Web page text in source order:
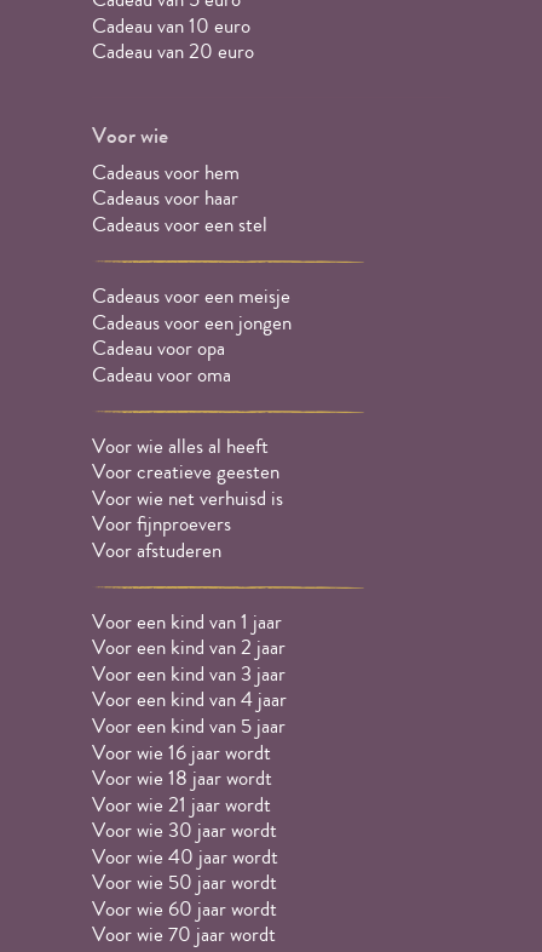
Cadeau van 10 euro
Cadeau van 20 euro
Voor wie
Cadeaus voor hem
Cadeaus voor haar
Cadeaus voor een stel
Cadeaus voor een meisje
Cadeaus voor een jongen
Cadeau voor opa
Cadeau voor oma
Voor wie alles al heeft
Voor creatieve geesten
Voor wie net verhuisd is
Voor fijnproevers
Voor afstuderen
Voor een kind van 1 jaar
Voor een kind van 2 jaar
Voor een kind van 3 jaar
Voor een kind van 4 jaar
Voor een kind van 5 jaar
Voor wie 16 jaar wordt
Voor wie 18 jaar wordt
Voor wie 21 jaar wordt
Voor wie 30 jaar wordt
Voor wie 40 jaar wordt
Voor wie 50 jaar wordt
Voor wie 60 jaar wordt
Voor wie 70 jaar wordt